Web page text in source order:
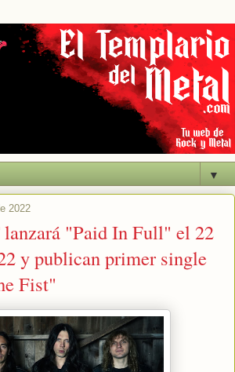
▼
2022
"Paid In Full" el 22
y publican primer single
Fist"